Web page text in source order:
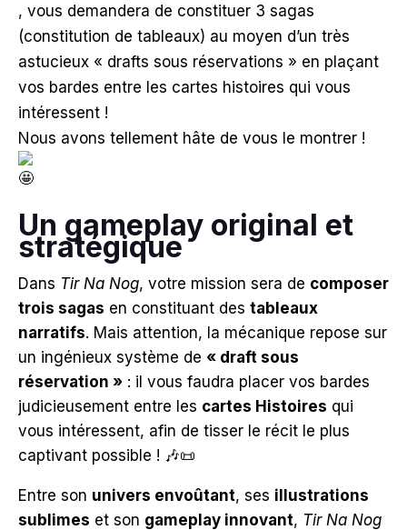
, vous demandera de constituer 3 sagas
(constitution de tableaux) au moyen d’un très
astucieux « drafts sous réservations » en plaçant
vos bardes entre les cartes histoires qui vous
intéressent !
Nous avons tellement hâte de vous le montrer !
Un gameplay original et
stratégique
Dans Tir Na Nog, votre mission sera de composer
trois sagas en constituant des tableaux
narratifs. Mais attention, la mécanique repose sur
un ingénieux système de « draft sous
réservation » : il vous faudra placer vos bardes
judicieusement entre les cartes Histoires qui
vous intéressent, afin de tisser le récit le plus
captivant possible ! 🎶📜
Entre son univers envoûtant, ses illustrations
sublimes et son gameplay innovant, Tir Na Nog